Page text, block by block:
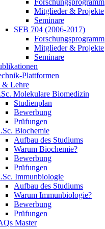
Forschungsprogramm
Mitglieder & Projekte
Seminare
SFB 704 (2006-2017)
Forschungsprogramm
Mitglieder & Projekte
Seminare
Plattformen
& Lehre
Molekulare Biomedizin
Studienplan
Bewerbung
Prüfungen
Biochemie
Aufbau des Studiums
Warum Biochemie?
Bewerbung
Prüfungen
Immunbiologie
Aufbau des Studiums
Warum Immunbiologie?
Bewerbung
Prüfungen
Master